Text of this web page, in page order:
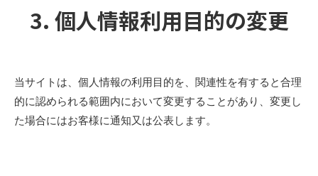
3. 個人情報利用目的の変更
当サイトは、個人情報の利用目的を、関連性を有すると合理
的に認められる範囲内において変更することがあり、変更し
た場合にはお客様に通知又は公表します。